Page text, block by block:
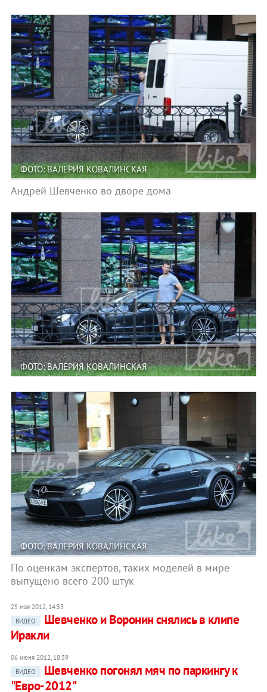
ФОТО: ВАЛЕРИЯ КОВАЛИНСКАЯ
Андрей Шевченко во дворе дома
ФОТО: ВАЛЕРИЯ КОВАЛИНСКАЯ
ФОТО: ВАЛЕРИЯ КОВАЛИНСКАЯ
По оценкам экспертов, таких моделей в мире
выпущено всего 200 штук
25 мая 2012, 14:53
ВИДЕО
Шевченко и Воронин снялись в клипе
Иракли
06 июня 2012, 18:39
ВИДЕО
Шевченко погонял мяч по паркингу к
"Евро-2012"